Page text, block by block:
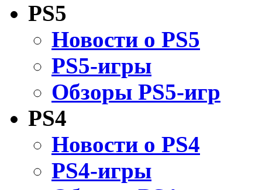
PS5
Новости о PS5
PS5-игры
Обзоры PS5-игр
PS4
Новости о PS4
PS4-игры